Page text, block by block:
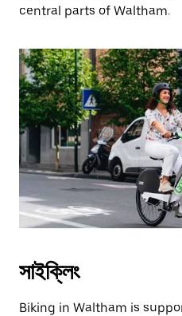
central parts of Waltham.
সাইক্লিং
Biking in Waltham is